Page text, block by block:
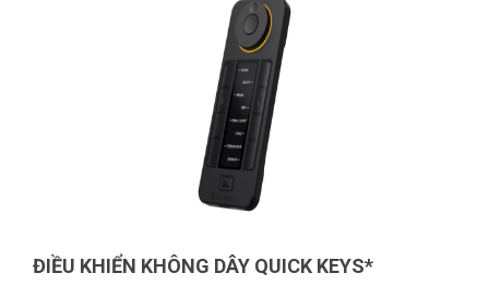
ĐIỀU KHIỂN KHÔNG DÂY QUICK KEYS*